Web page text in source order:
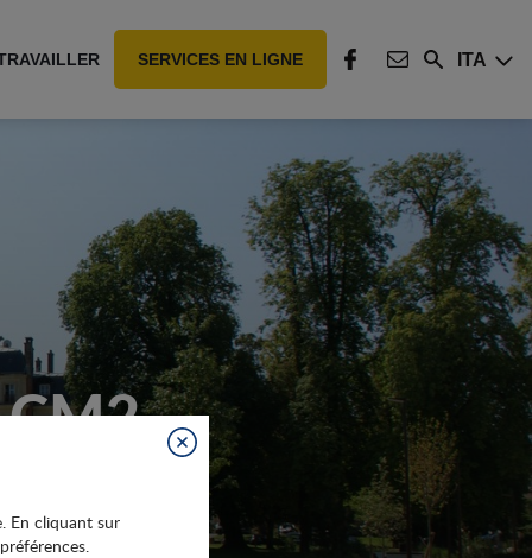
Fermer
En cliquant sur
SERVICES EN LIGNE
FACEBOOK
CONTACT
Rechercher
ITA
CM2